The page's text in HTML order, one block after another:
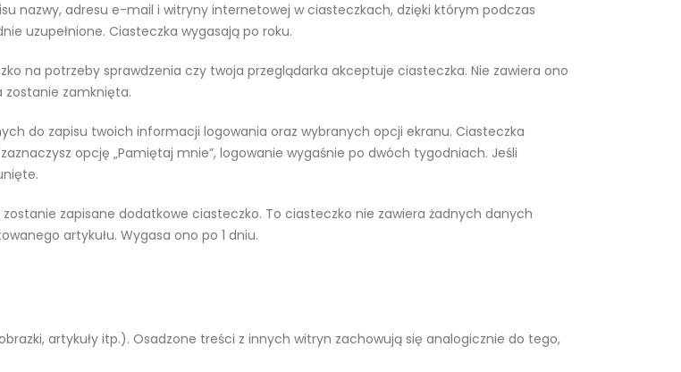
nazwy, adresu e-mail i witryny internetowej w ciasteczkach, dzięki którym podczas
uzupełnione. Ciasteczka wygasają po roku.
na potrzeby sprawdzenia czy twoja przeglądarka akceptuje ciasteczka. Nie zawiera ono
zostanie zamknięta.
do zapisu twoich informacji logowania oraz wybranych opcji ekranu. Ciasteczka
opcję „Pamiętaj mnie”, logowanie wygaśnie po dwóch tygodniach. Jeśli
zapisane dodatkowe ciasteczko. To ciasteczko nie zawiera żadnych danych
artykułu. Wygasa ono po 1 dniu.
artykuły itp.). Osadzone treści z innych witryn zachowują się analogicznie do tego,